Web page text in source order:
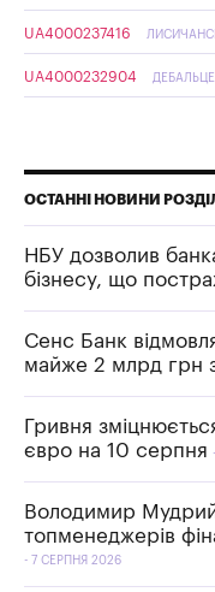
UA4000237416
UA4000232904
ОСТАННІ НОВИНИ
НБУ дозволив
бізнесу, що
Сенс Банк
майже 2 млрд грн
Гривня
євро на 10 серпня
Володимир
топменеджерів
7 СЕРПНЯ 2026